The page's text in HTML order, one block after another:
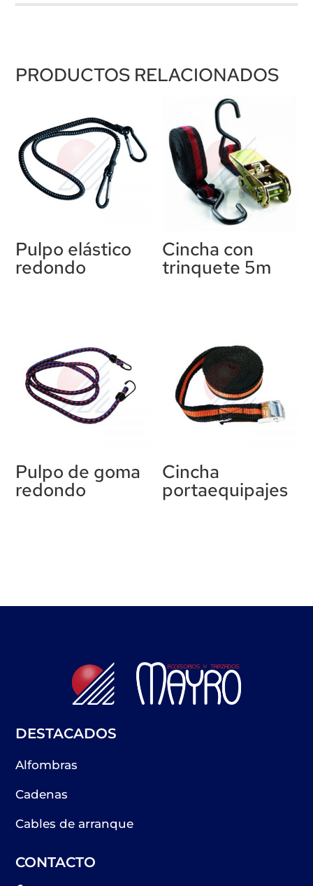
PRODUCTOS RELACIONADOS
Pulpo elástico
redondo
Cincha con
trinquete 5m
Pulpo de goma
redondo
Cincha
portaequipajes
DESTACADOS
Alfombras
Cadenas
Cables de arranque
CONTACTO